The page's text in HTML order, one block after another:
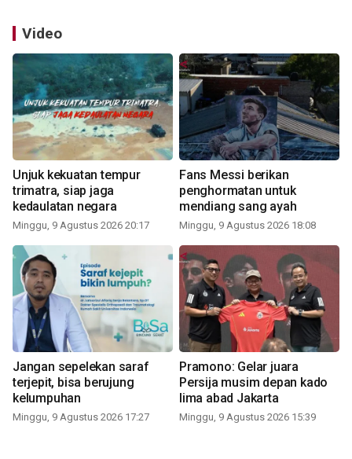
Video
Unjuk kekuatan tempur
trimatra, siap jaga
kedaulatan negara
Minggu, 9 Agustus 2026 20:17
Fans Messi berikan
penghormatan untuk
mendiang sang ayah
Minggu, 9 Agustus 2026 18:08
Jangan sepelekan saraf
terjepit, bisa berujung
kelumpuhan
Minggu, 9 Agustus 2026 17:27
Pramono: Gelar juara
Persija musim depan kado
lima abad Jakarta
Minggu, 9 Agustus 2026 15:39